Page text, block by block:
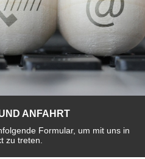
ANFAHRT
Formular, um mit uns in
zu treten.